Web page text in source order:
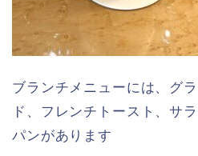
ブランチメニューには、グ
ド、フレンチトースト、サ
パンがあります